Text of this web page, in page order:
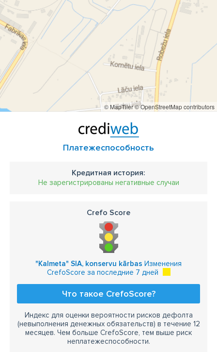
© MapTiler© OpenStreetMap contributors
Платежеспособность
Кредитная история:
Не зарегистрированы негативные случаи
Crefo Score
"Kalmeta" SIA, konservu kārbas Изменения
CrefoScore за последние 7 дней
Что такое CrefoScore?
Индекс для оценки вероятности рисков дефолта
(невыполнения денежных обязательств) в течение 12
месяцев. Чем больше CrefoScore, тем выше риск
неплатежеспособности.